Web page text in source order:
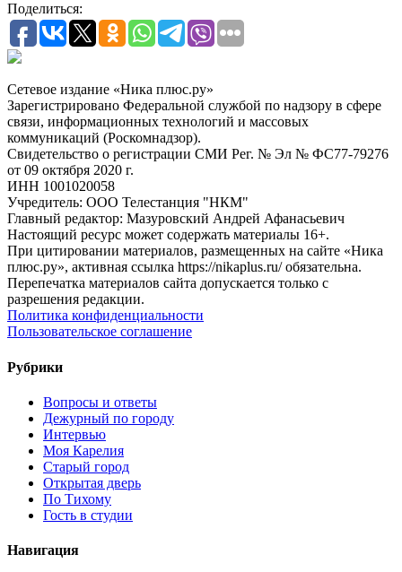
Поделиться:
Сетевое издание «Ника плюс.ру»
Зарегистрировано Федеральной службой по надзору в сфере
связи, информационных технологий и массовых
коммуникаций (Роскомнадзор).
Свидетельство о регистрации СМИ Рег. № Эл № ФС77-79276
от 09 октября 2020 г.
ИНН 1001020058
Учредитель: ООО Телестанция "НКМ"
Главный редактор: Мазуровский Андрей Афанасьевич
Настоящий ресурс может содержать материалы 16+.
При цитировании материалов, размещенных на сайте «Ника
плюс.ру», активная ссылка https://nikaplus.ru/ обязательна.
Перепечатка материалов сайта допускается только с
разрешения редакции.
Политика конфиденциальности
Пользовательское соглашение
Рубрики
Вопросы и ответы
Дежурный по городу
Интервью
Моя Карелия
Старый город
Открытая дверь
По Тихому
Гость в студии
Навигация